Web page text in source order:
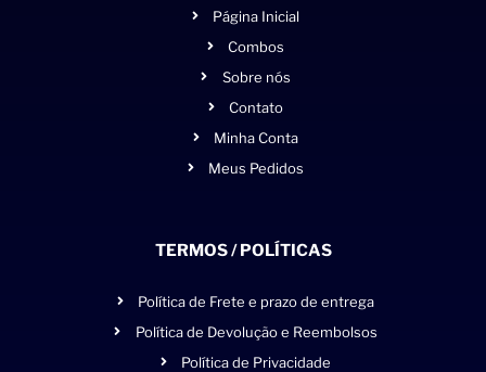
Página Inicial
Combos
Sobre nós
Contato
Minha Conta
Meus Pedidos
TERMOS / POLÍTICAS
Política de Frete e prazo de entrega
Política de Devolução e Reembolsos
Política de Privacidade